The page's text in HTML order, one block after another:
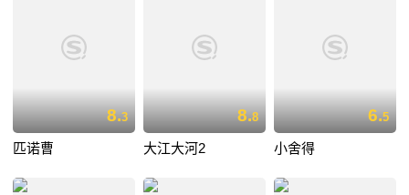
8.3
匹诺曹
8.8
大江大河2
6.5
小舍得